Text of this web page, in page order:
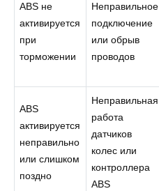
ABS не
активируется
при
торможении
Неправильное
подключение
или обрыв
проводов
ABS
активируется
неправильно
или слишком
поздно
Неправильная
работа
датчиков
колес или
контроллера
ABS